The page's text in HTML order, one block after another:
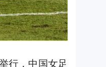
行，中国女足